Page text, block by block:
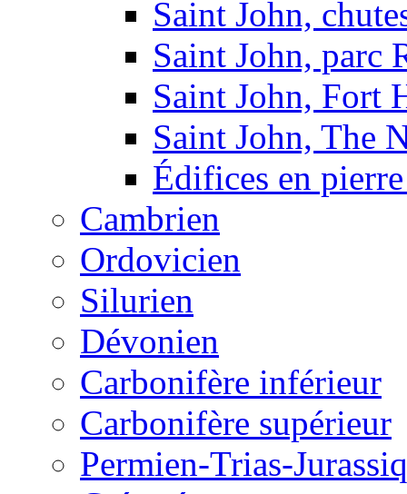
Saint John,
Saint John, parc
Saint John, Fort
Saint John, The
Édifices en
Cambrien
Ordovicien
Silurien
Dévonien
Carbonifère inférieur
Carbonifère supérieur
Permien-Trias-